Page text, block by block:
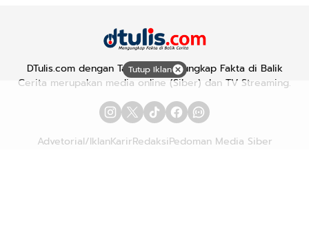
Tutup Iklan
DTulis.com dengan Tagline "Mengungkap Fakta di Balik
Cerita merupakan media online (Siber) dan TV Streaming.
Advetorial/IklanKarirRedaksiPedoman Media Siber